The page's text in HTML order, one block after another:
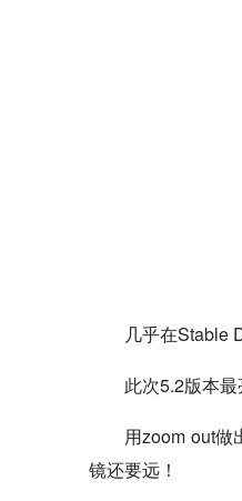
几乎在Stable
此次5.2版本
用zoom out
镜还要远！